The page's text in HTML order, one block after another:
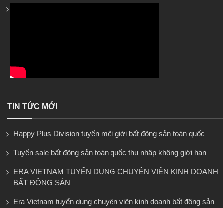
TIN TỨC MỚI
Happy Plus Division tuyển môi giới bất động sản toàn quốc
Tuyển sale bất động sản toàn quốc thu nhập không giới hạn
ERA VIETNAM TUYỂN DỤNG CHUYÊN VIÊN KINH DOANH
BẤT ĐỘNG SẢN
Era Vietnam tuyển dụng chuyên viên kinh doanh bất động sản